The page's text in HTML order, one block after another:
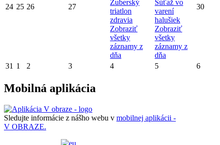
24 25 26 27
Zuberský
triatlon
zdravia
Zobraziť
všetky
záznamy z
dňa
Súťaž vo
varení
halušiek
Zobraziť
všetky
záznamy z
dňa
30
31 1 2 3 4 5 6
Mobilná aplikácia
Sledujte informácie z nášho webu v mobilnej aplikácii -
V OBRAZE.